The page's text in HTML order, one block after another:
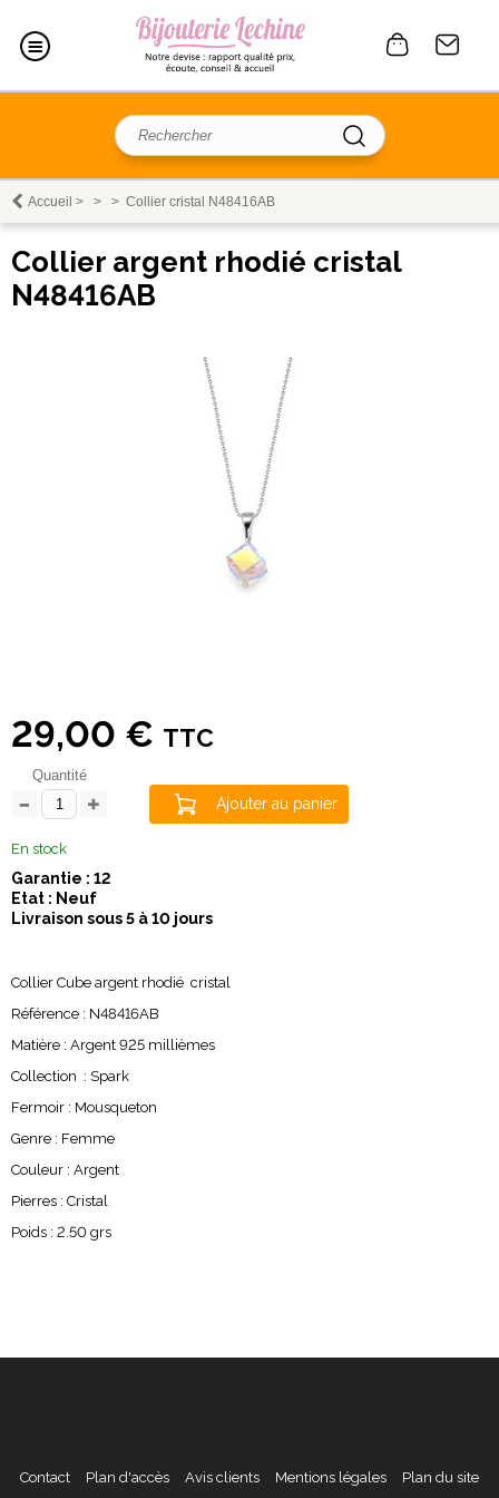
Accueil > > > Collier cristal N48416AB
Collier argent rhodié cristal
N48416AB
29,00 € TTC
Quantité
Ajouter au panier
En stock
Garantie : 12
Etat : Neuf
Livraison sous 5 à 10 jours
Collier Cube argent rhodié cristal
Référence : N48416AB
Matière : Argent 925 millièmes
Collection : Spark
Fermoir : Mousqueton
Genre : Femme
Couleur : Argent
Pierres : Cristal
Poids : 2.50 grs
Contact Plan d'accès Avis clients Mentions légales Plan du site